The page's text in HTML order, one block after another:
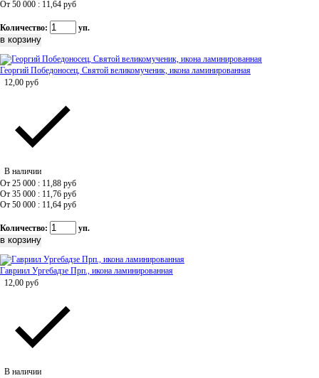
От 50 000 : 11,64 руб
Количество: уп.
Георгий Победоносец, Святой великомученик, икона ламинированная
12,00 руб
В наличии
От 25 000 : 11,88 руб
От 35 000 : 11,76 руб
От 50 000 : 11,64 руб
Количество: уп.
Гавриил Ургебадзе Прп., икона ламинированная
12,00 руб
В наличии